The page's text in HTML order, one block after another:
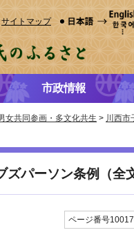
サイトマップ
市政情報
女共同参画・多文化共生 > 川西市
パーソン条例（全
ページ番号